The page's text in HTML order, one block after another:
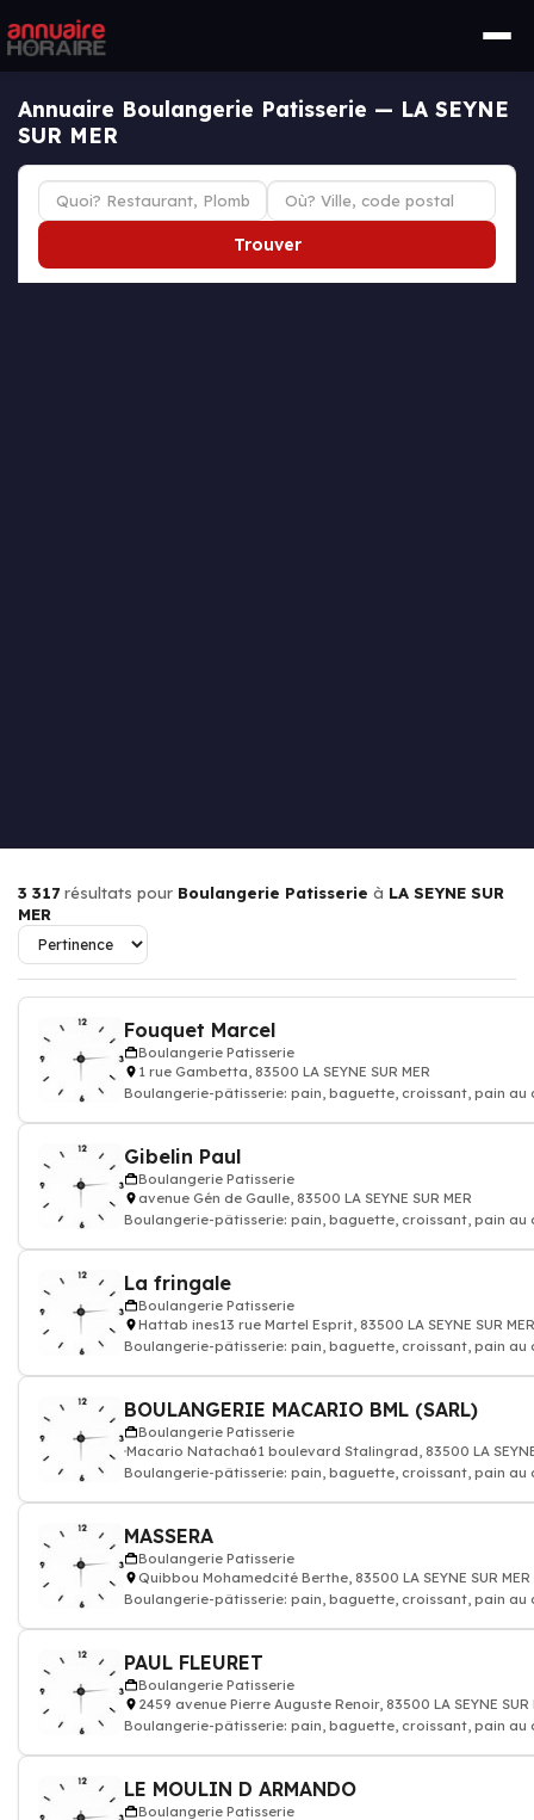
Annuaire Boulangerie Patisserie — LA SEYNE
SUR MER
Trouver
3 317 résultats pour Boulangerie Patisserie à LA SEYNE SUR
MER
Fouquet Marcel
Boulangerie Patisserie
1 rue Gambetta, 83500 LA SEYNE SUR MER
Boulangerie-pâtisserie: pain, baguette, croissant, pain au
Gibelin Paul
Boulangerie Patisserie
avenue Gén de Gaulle, 83500 LA SEYNE SUR MER
Boulangerie-pâtisserie: pain, baguette, croissant, pain au
La fringale
Boulangerie Patisserie
Hattab ines13 rue Martel Esprit, 83500 LA SEYNE SUR MER
Boulangerie-pâtisserie: pain, baguette, croissant, pain au
BOULANGERIE MACARIO BML (SARL)
Boulangerie Patisserie
Macario Natacha61 boulevard Stalingrad, 83500 LA SEYNE
Boulangerie-pâtisserie: pain, baguette, croissant, pain au
MASSERA
Boulangerie Patisserie
Quibbou Mohamedcité Berthe, 83500 LA SEYNE SUR MER
Boulangerie-pâtisserie: pain, baguette, croissant, pain au
PAUL FLEURET
Boulangerie Patisserie
2459 avenue Pierre Auguste Renoir, 83500 LA SEYNE SUR
Boulangerie-pâtisserie: pain, baguette, croissant, pain au
LE MOULIN D ARMANDO
Boulangerie Patisserie